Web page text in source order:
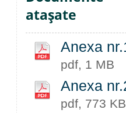
ataşate
Anexa
pdf, 1 MB
Anexa
pdf, 773 KB